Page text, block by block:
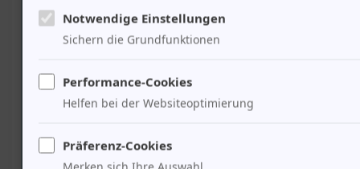
Philosophie
bei Mitarbeitern
Sozial
Mitarbeiterbesorgnis
über Wandel
70% psychologische
Notwendige Einstellungen
Sichern die Grundfunktionen
Performance-Cookies
Helfen bei der Websiteoptimierung
Präferenz-Cookies